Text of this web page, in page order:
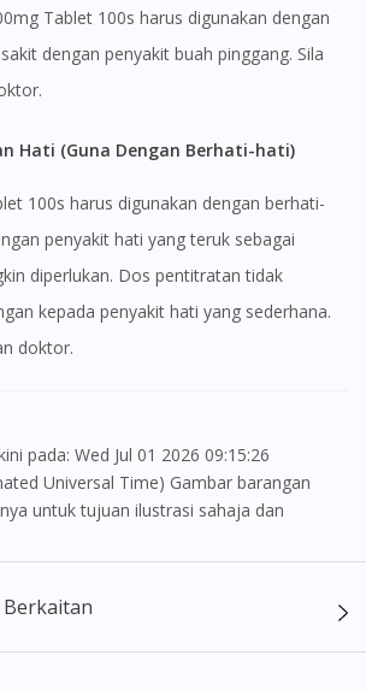
Tablet 100s harus digunakan dengan
dengan penyakit buah pinggang. Sila
Hati (Guna Dengan Berhati-hati)
100s harus digunakan dengan berhati-
penyakit hati yang teruk sebagai
diperlukan. Dos pentitratan tidak
kepada penyakit hati yang sederhana.
doktor.
Universal Time) Gambar barangan
untuk tujuan ilustrasi sahaja dan
produk yang sebenar
kegunaan para pengamal perubatan dan
rujukan kepada pengguna untuk